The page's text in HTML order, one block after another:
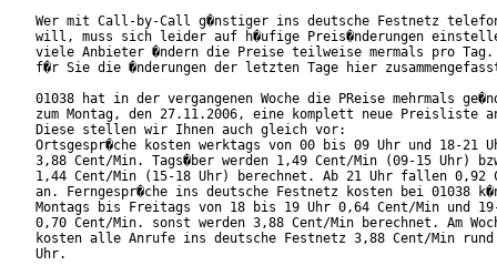
Wer mit Call-by-Call g�nstiger ins deutsche Festnetz
will, muss sich leider auf h�ufige Preis�nderungen
viele Anbieter �ndern die Preise teilweise mermals pro Tag.
f�r Sie die �nderungen der letzten Tage hier
01038 hat in der vergangenen Woche die PReise mehrmals
zum Montag, den 27.11.2006, eine komplett neue Preisliste
Diese stellen wir Ihnen auch gleich vor:
Ortsgespr�che kosten werktags von 00 bis 09 Uhr und 18-21
3,88 Cent/Min. Tags�ber werden 1,49 Cent/Min (09-15 Uhr)
1,44 Cent/Min (15-18 Uhr) berechnet. Ab 21 Uhr fallen 0,92
an. Ferngespr�che ins deutsche Festnetz kosten bei 01038
Montags bis Freitags von 18 bis 19 Uhr 0,64 Cent/Min und
0,70 Cent/Min. sonst werden 3,88 Cent/Min berechnet. Am
kosten alle Anrufe ins deutsche Festnetz 3,88 Cent/Min rund
Uhr.